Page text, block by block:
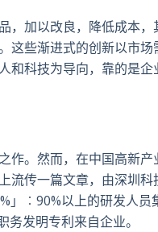
，加以改良，降低成本
这些渐进式的创新以市
和科技为导向，靠的是
作。然而，在中国高新
流传一篇文章，由深圳
︰90%以上的研发人员
发明专利来自企业。